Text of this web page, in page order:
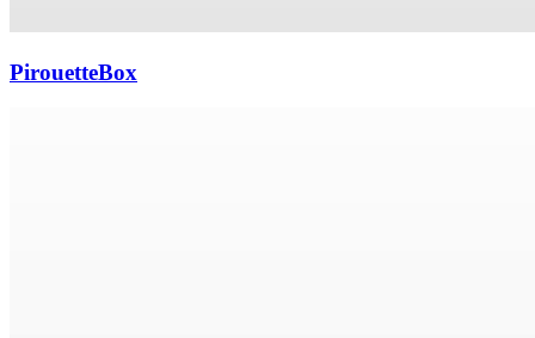
PirouetteBox